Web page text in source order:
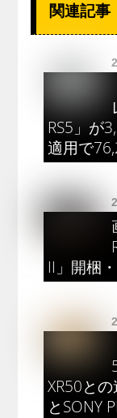
関連記事
RS5」が
適用で
II」開梱
XR50と
とSONY